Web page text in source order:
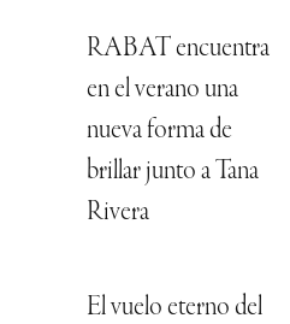
RABAT encuentra
en el verano una
nueva forma de
brillar junto a Tana
Rivera
El vuelo eterno del